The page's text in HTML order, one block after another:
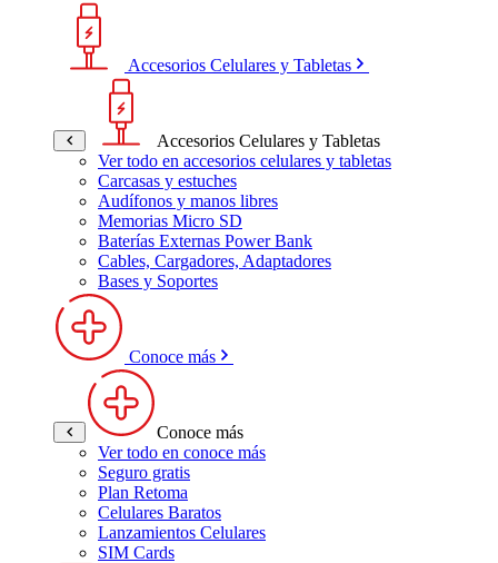
Accesorios Celulares y Tabletas
Accesorios Celulares y Tabletas
Ver todo en accesorios celulares y tabletas
Carcasas y estuches
Audífonos y manos libres
Memorias Micro SD
Baterías Externas Power Bank
Cables, Cargadores, Adaptadores
Bases y Soportes
Conoce más
Conoce más
Ver todo en conoce más
Seguro gratis
Plan Retoma
Celulares Baratos
Lanzamientos Celulares
SIM Cards